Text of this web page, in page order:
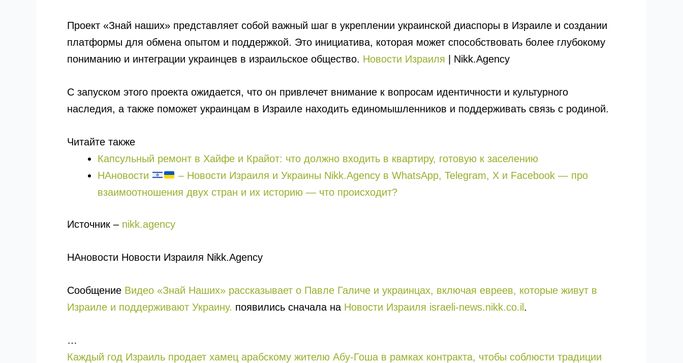
Проект «Знай наших» представляет собой важный шаг в укреплении украинской диаспоры в Израиле и создании
платформы для обмена опытом и поддержкой. Это инициатива, которая может способствовать более глубокому
пониманию и интеграции украинцев в израильское общество. Новости Израиля | Nikk.Agency
С запуском этого проекта ожидается, что он привлечет внимание к вопросам идентичности и культурного
наследия, а также поможет украинцам в Израиле находить единомышленников и поддерживать связь с родиной.
Читайте также
Капсульный ремонт в Хайфе и Крайот: что должно входить в квартиру, готовую к заселению
НАновости
– Новости Израиля и Украины Nikk.Agency в WhatsApp, Telegram, X и Facebook — про
взаимоотношения двух стран и их историю — что происходит?
Источник – nikk.agency
НАновости Новости Израиля Nikk.Agency
Сообщение Видео «Знай Наших» рассказывает о Павле Галиче и украинцах, включая евреев, которые живут в
Израиле и поддерживают Украину. появились сначала на Новости Израиля israeli-news.nikk.co.il .
…
Каждый год Израиль продает хамец арабскому жителю Абу-Гоша в рамках контракта, чтобы соблюсти традиции